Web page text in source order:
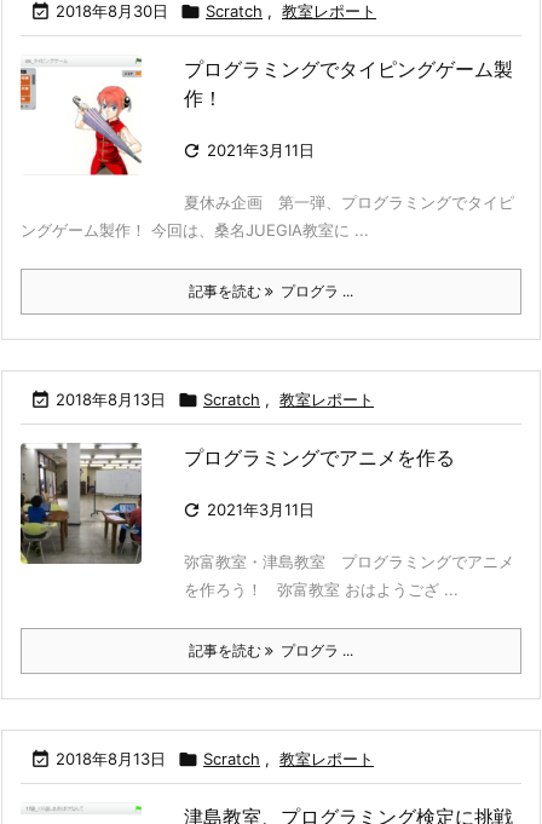
 2018年8月30日  Scratch , 教室レポート
プログラミングでタイピングゲーム製
作！
 2021年3月11日
夏休み企画 第一弾、プログラミングでタイピ
ングゲーム製作！ 今回は、桑名JUEGIA教室に ...
記事を読む プログラ ...
 2018年8月13日  Scratch , 教室レポート
プログラミングでアニメを作る
 2021年3月11日
弥富教室・津島教室 プログラミングでアニメ
を作ろう！ 弥富教室 おはようござ ...
記事を読む プログラ ...
 2018年8月13日  Scratch , 教室レポート
津島教室、プログラミング検定に挑戦